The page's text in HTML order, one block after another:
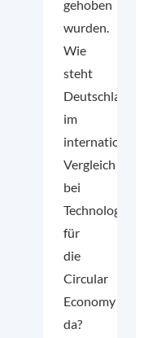
gehoben
wurden.
Wie
steht
Deutschland
im
internationalen
Vergleich
bei
Technologien
für
die
Circular
Economy
da?